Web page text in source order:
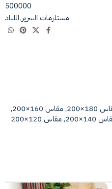
500000
مستلزمات السرير,اللباد
, مقاس 160×200
,
140×200
, مقاس 120×200